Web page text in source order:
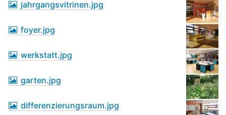
jahrgangsvitrinen.jpg
foyer.jpg
werkstatt.jpg
garten.jpg
differenzierungsraum.jpg